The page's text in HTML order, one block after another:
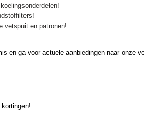
koelslang-
TA
voor:
vetspuit en patronen!
en ga voor actuele aanbiedingen naar onze